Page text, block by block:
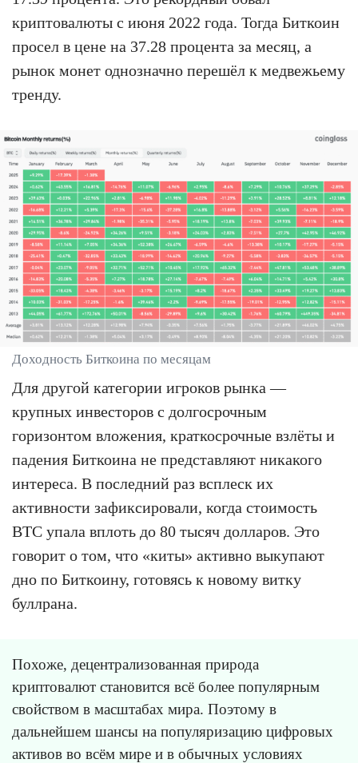
криптовалюты с июня 2022 года. Тогда Биткоин
просел в цене на 37.28 процента за месяц, а
рынок монет однозначно перешёл к медвежьему
тренду.
Доходность Биткоина по месяцам
Для другой категории игроков рынка —
крупных инвесторов с долгосрочным
горизонтом вложения, краткосрочные взлёты и
падения Биткоина не представляют никакого
интереса. В последний раз всплеск их
активности зафиксировали, когда стоимость
BTC упала вплоть до 80 тысяч долларов. Это
говорит о том, что «киты» активно выкупают
дно по Биткоину, готовясь к новому витку
буллрана.
Похоже, децентрализованная природа
криптовалют становится всё более популярным
свойством в масштабах мира. Поэтому в
дальнейшем шансы на популяризацию цифровых
активов во всём мире и в обычных условиях